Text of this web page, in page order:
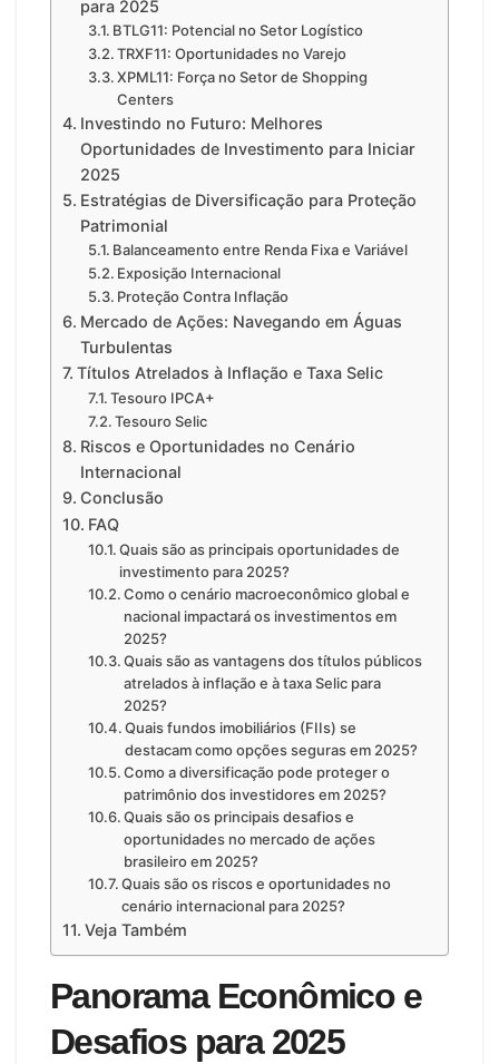
para 2025
BTLG11: Potencial no Setor Logístico
TRXF11: Oportunidades no Varejo
XPML11: Força no Setor de Shopping
Centers
Investindo no Futuro: Melhores
Oportunidades de Investimento para Iniciar
2025
Estratégias de Diversificação para Proteção
Patrimonial
Balanceamento entre Renda Fixa e Variável
Exposição Internacional
Proteção Contra Inflação
Mercado de Ações: Navegando em Águas
Turbulentas
Títulos Atrelados à Inflação e Taxa Selic
Tesouro IPCA+
Tesouro Selic
Riscos e Oportunidades no Cenário
Internacional
Conclusão
FAQ
Quais são as principais oportunidades de
investimento para 2025?
Como o cenário macroeconômico global e
nacional impactará os investimentos em
2025?
Quais são as vantagens dos títulos públicos
atrelados à inflação e à taxa Selic para
2025?
Quais fundos imobiliários (FIIs) se
destacam como opções seguras em 2025?
Como a diversificação pode proteger o
patrimônio dos investidores em 2025?
Quais são os principais desafios e
oportunidades no mercado de ações
brasileiro em 2025?
Quais são os riscos e oportunidades no
cenário internacional para 2025?
Veja Também
Panorama Econômico e
Desafios para 2025